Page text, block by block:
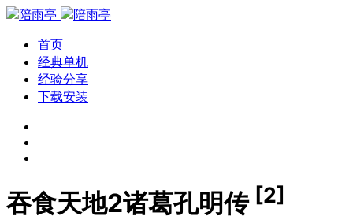
首页
经典单机
经验分享
下载安装
吞食天地2诸葛孔明传 [2]